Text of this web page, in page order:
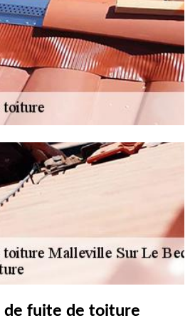
de fuite de toiture